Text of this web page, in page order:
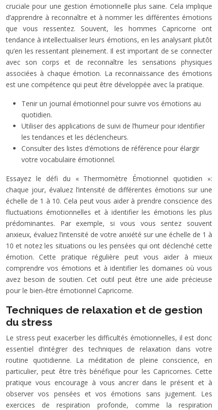
cruciale pour une gestion émotionnelle plus saine. Cela implique
d’apprendre à reconnaître et à nommer les différentes émotions
que vous ressentez. Souvent, les hommes Capricorne ont
tendance à intellectualiser leurs émotions, en les analysant plutôt
qu’en les ressentant pleinement. Il est important de se connecter
avec son corps et de reconnaître les sensations physiques
associées à chaque émotion. La reconnaissance des émotions
est une compétence qui peut être développée avec la pratique.
Tenir un journal émotionnel pour suivre vos émotions au
quotidien.
Utiliser des applications de suivi de l’humeur pour identifier
les tendances et les déclencheurs.
Consulter des listes d’émotions de référence pour élargir
votre vocabulaire émotionnel.
Essayez le défi du « Thermomètre Émotionnel quotidien »:
chaque jour, évaluez l’intensité de différentes émotions sur une
échelle de 1 à 10. Cela peut vous aider à prendre conscience des
fluctuations émotionnelles et à identifier les émotions les plus
prédominantes. Par exemple, si vous vous sentez souvent
anxieux, évaluez l’intensité de votre anxiété sur une échelle de 1 à
10 et notez les situations ou les pensées qui ont déclenché cette
émotion. Cette pratique régulière peut vous aider à mieux
comprendre vos émotions et à identifier les domaines où vous
avez besoin de soutien. Cet outil peut être une aide précieuse
pour le bien-être émotionnel Capricorne.
Techniques de relaxation et de gestion
du stress
Le stress peut exacerber les difficultés émotionnelles, il est donc
essentiel d’intégrer des techniques de relaxation dans votre
routine quotidienne. La méditation de pleine conscience, en
particulier, peut être très bénéfique pour les Capricornes. Cette
pratique vous encourage à vous ancrer dans le présent et à
observer vos pensées et vos émotions sans jugement. Les
exercices de respiration profonde, comme la respiration